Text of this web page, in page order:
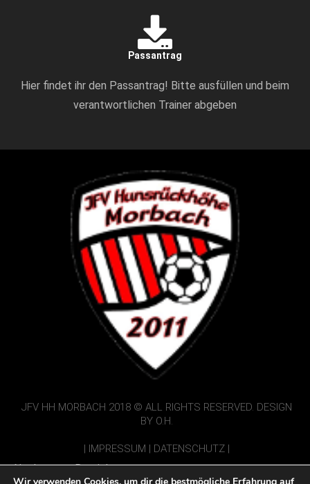
Passantrag
Hier findet ihr den Passantrag! Bitte ausfüllen und beim
verantwortlichen Trainer abgeben
JFV HH MORBACH 2018 © ALL RIGHTS RESERVED. DESIGN
BY O.H.
| IMPRESSUM | DATENSCHUTZ |
Nur Interner Bereich: